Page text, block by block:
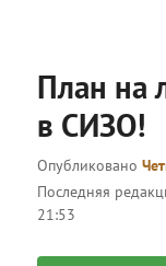
План на
в СИЗО!
Опубликовано
Последняя
21:53